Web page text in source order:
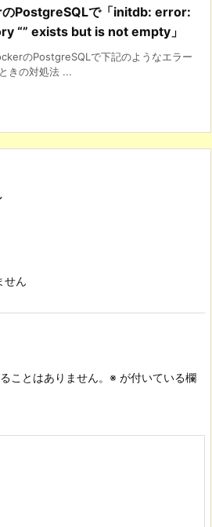
PostgreSQLで「initdb: error:
“” exists but is not empty」
のPostgreSQLで下記のようなエラー
きの対処法 ...
せん
ことはありません。 ※ が付いている欄